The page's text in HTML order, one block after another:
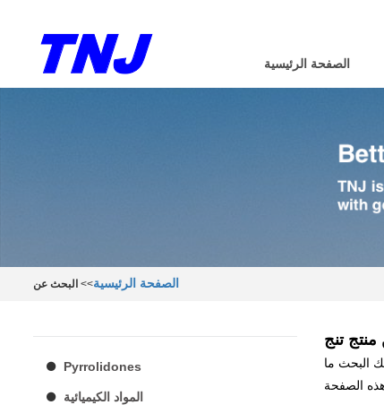
الصفحة الرئيسية
الصفحة الرئيسية>> البحث عن
Pyrrolidones
المواد الكيميائية
تنج
البحث ما